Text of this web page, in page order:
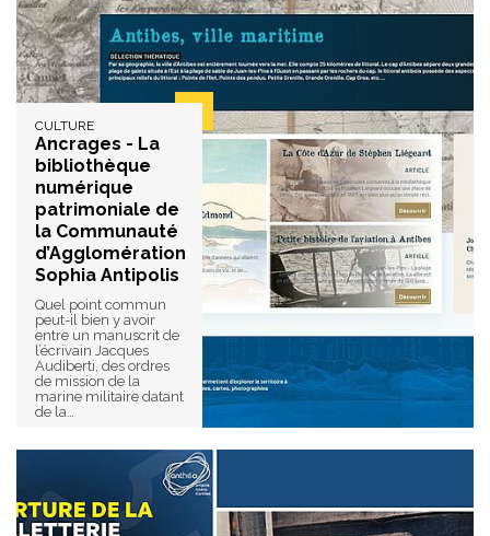
CULTURE
Ancrages - La
bibliothèque
numérique
patrimoniale de
la Communauté
d’Agglomération
Sophia Antipolis
Quel point commun
peut-il bien y avoir
entre un manuscrit de
l’écrivain Jacques
Audiberti, des ordres
de mission de la
marine militaire datant
de la…